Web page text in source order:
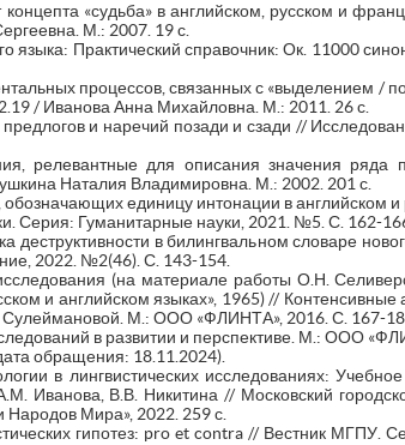
концепта «судьба» в английском, русском и
М.: 2007. 19 с.
языка: Практический справочник: Ок. 11000
процессов, связанных с «выделением /
/ Иванова Анна Михайловна. М.: 2011. 26 с.
и наречий позади и сзади //
релевантные для описания значения ряда
Наталия Владимировна. М.: 2002. 201 с.
единицу интонации в английском
Серия: Гуманитарные науки, 2021. №5. С. 162-
в билингвальном словаре
2022. №2(46). С. 143-154.
(на материале работы О.Н.
и английском языках», 1965) // Контенсивные
Сулеймановой. М.: ООО «ФЛИНТА», 2016. С. 167-
в развитии и перспективе. М.: ООО
обращения: 18.11.2024).
в лингвистических исследованиях:
Иванова, В.В. Никитина // Московский
Мира», 2022. 259 с.
гипотез: pro et contra // Вестник МГПУ.